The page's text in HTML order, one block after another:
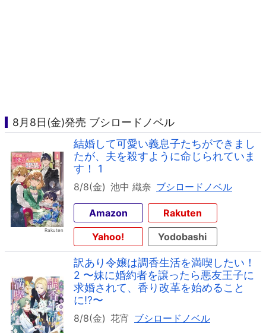
8月8日(金)発売 ブシロードノベル
結婚して可愛い義息子たちができまし
たが、夫を殺すように命じられていま
す！ 1
8/8(金) 池中 織奈 ブシロードノベル
Amazon
Rakuten
Yahoo!
Yodobashi
訳あり令嬢は調香生活を満喫したい！
2 〜妹に婚約者を譲ったら悪友王子に
求婚されて、香り改革を始めること
に!?〜
8/8(金) 花宵 ブシロードノベル